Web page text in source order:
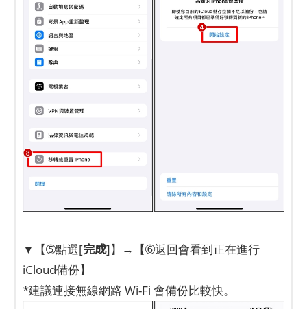
▼【➄點選[完成]】→【➅返回會看到正在進行
iCloud備份】
*建議連接無線網路 Wi-Fi 會備份比較快。